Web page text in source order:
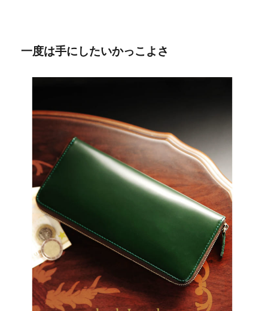
一度は手にしたいかっこよさ